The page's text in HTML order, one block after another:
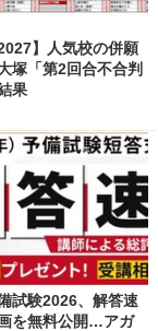
】人気校の併願
塚「第2回合不合判
果
試験2026、解答速
を無料公開…アガ